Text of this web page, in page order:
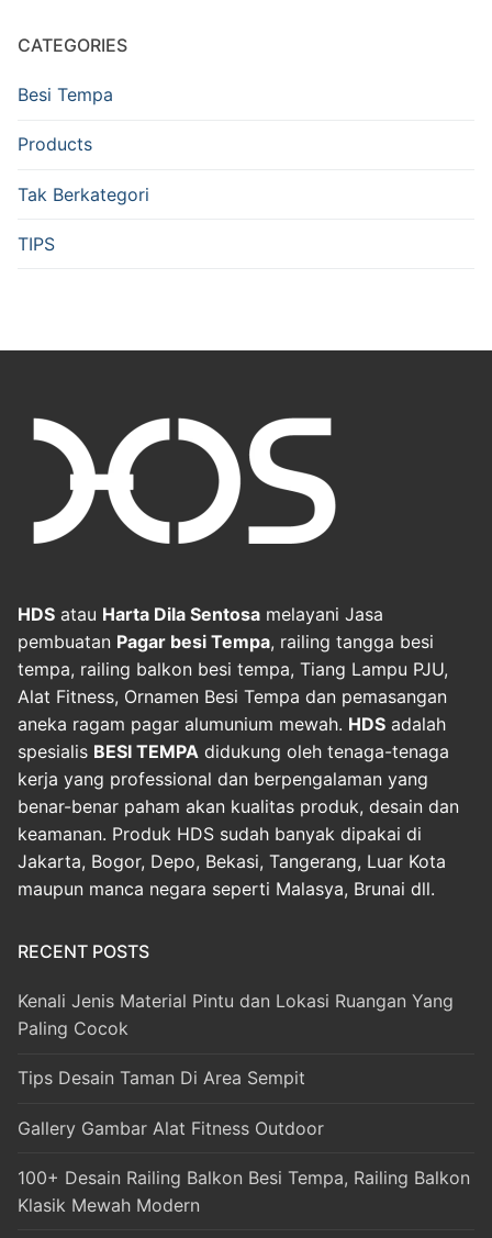
CATEGORIES
Besi Tempa
Products
Tak Berkategori
TIPS
HDS atau Harta Dila Sentosa melayani Jasa
pembuatan Pagar besi Tempa, railing tangga besi
tempa, railing balkon besi tempa, Tiang Lampu PJU,
Alat Fitness, Ornamen Besi Tempa dan pemasangan
aneka ragam pagar alumunium mewah. HDS adalah
spesialis BESI TEMPA didukung oleh tenaga-tenaga
kerja yang professional dan berpengalaman yang
benar-benar paham akan kualitas produk, desain dan
keamanan. Produk HDS sudah banyak dipakai di
Jakarta, Bogor, Depo, Bekasi, Tangerang, Luar Kota
maupun manca negara seperti Malasya, Brunai dll.
RECENT POSTS
Kenali Jenis Material Pintu dan Lokasi Ruangan Yang
Paling Cocok
Tips Desain Taman Di Area Sempit
Gallery Gambar Alat Fitness Outdoor
100+ Desain Railing Balkon Besi Tempa, Railing Balkon
Klasik Mewah Modern